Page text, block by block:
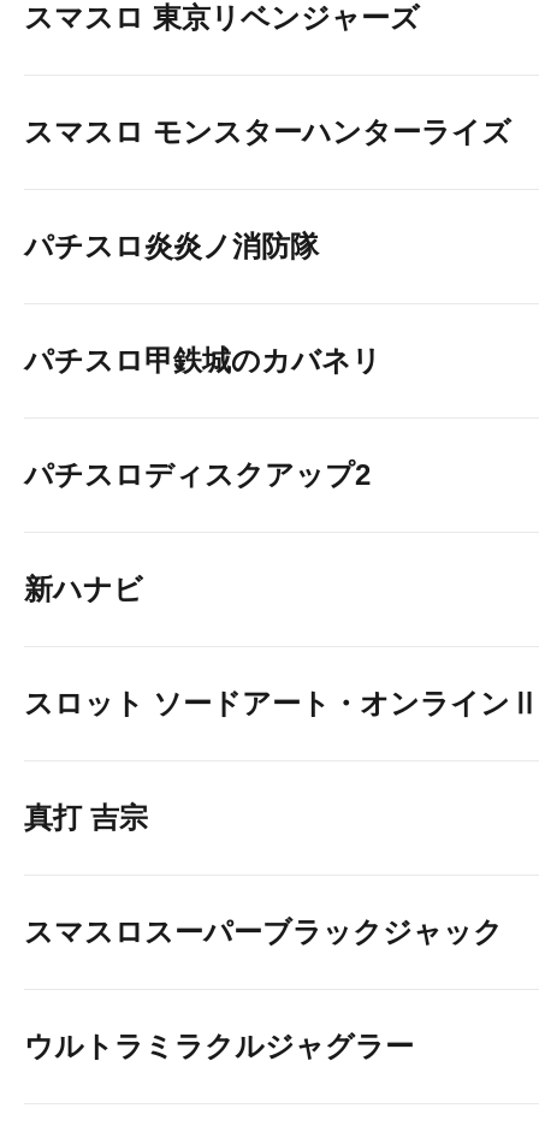
スマスロ 東京リベンジャーズ
スマスロ モンスターハンターライズ
パチスロ炎炎ノ消防隊
パチスロ甲鉄城のカバネリ
パチスロディスクアップ2
新ハナビ
スロット ソードアート・オンラインⅡ
真打 吉宗
スマスロスーパーブラックジャック
ウルトラミラクルジャグラー